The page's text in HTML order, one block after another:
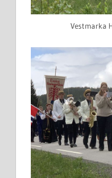
Vestmarka